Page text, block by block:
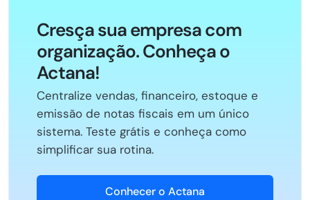
Cresça sua empresa com
organização. Conheça o
Actana!
Centralize vendas, financeiro, estoque e
emissão de notas fiscais em um único
sistema. Teste grátis e conheça como
simplificar sua rotina.
Conhecer o Actana